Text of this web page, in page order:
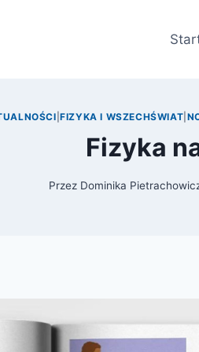
|FIZYKA I WSZECHŚWIAT
Fizyka
Przez Dominika